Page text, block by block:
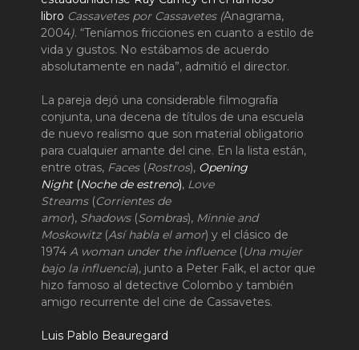
libro Cassavetes por Cassavetes (Anagrama,
2004). “Teníamos fricciones en cuanto a estilo de
vida y gustos. No estábamos de acuerdo
absolutamente en nada”, admitió el director.
La pareja dejó una considerable filmografía
conjunta, una decena de títulos de una escuela
de nuevo realismo que son material obligatorio
para cualquier amante del cine. En la lista están,
entre otras, Faces(Rostros), Opening
Night(Noche de estreno), Love
Streams(Corrientes de
amor), Shadows(Sombras), Minnie and
Moskowitz(Así habla el amor) y el clásico de
1974 A woman under the influence(Una mujer
bajo la influencia), junto a Peter Falk, el actor que
hizo famoso al detective Colombo y también
amigo recurrente del cine de Cassavetes.
Luis Pablo Beauregard